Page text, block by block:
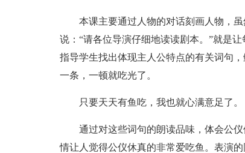
本课主要通过人物的对话刻画人物，
说：“请各位导演仔细地读读剧本。”就是
指导学生找出体现主人公特点的有关词句
一条，一顿就吃光了。
只要天天有鱼吃，我也就心满意足了。
通过对这些词句的朗读品味，体会公
情让人觉得公仪休真的非常爱吃鱼。表演